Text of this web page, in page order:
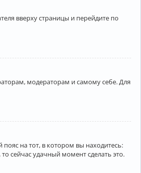
вверху страницы и перейдите по
модераторам и самому себе. Для
на тот, в котором вы находитесь:
сейчас удачный момент сделать это.